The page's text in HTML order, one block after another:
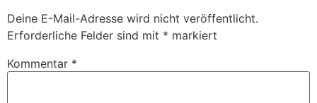
Deine E-Mail-Adresse wird nicht veröffentlicht.
Erforderliche Felder sind mit * markiert
Kommentar *